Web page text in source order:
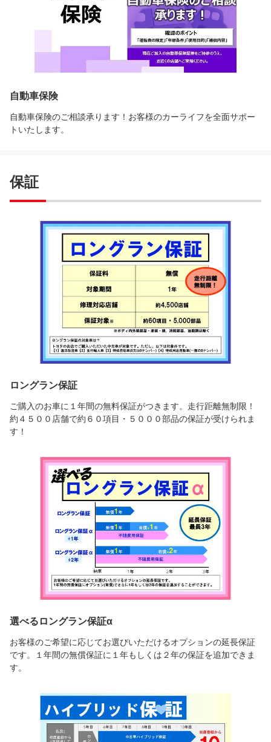
自動車保険
自動車保険のご相談承ります！お客様のカーライフを全面サポー
トいたします。
保証
ロングラン保証
ご購入のお車に１年間の無料保証がつきます。走行距離無制限！
約４５００店舗で約６０項目・５０００部品の保証が受けられま
す！
選べるロングラン保証α
お客様のご希望に応じてお選びいただけるオプションの延長保証
です。１年間の無償保証に１年もしくは２年の保証を追加できま
す。